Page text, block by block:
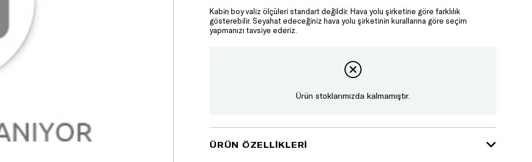
Kabin boy valiz ölçüleri standart değildir. Hava yolu şirketine göre farklılık
gösterebilir. Seyahat edeceğiniz hava yolu şirketinin kurallarına göre seçim
yapmanızı tavsiye ederiz.
Ürün stoklarımızda kalmamıştır.
ÜRÜN ÖZELLIKLERI